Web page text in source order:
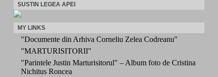
SUSTIN LEGEA APEI
MY LINKS
"Documente din Arhiva Corneliu Zelea Codreanu"
"MARTURISITORII"
"Parintele Justin Marturisitorul" – Album foto de Cristina
Nichitus Roncea